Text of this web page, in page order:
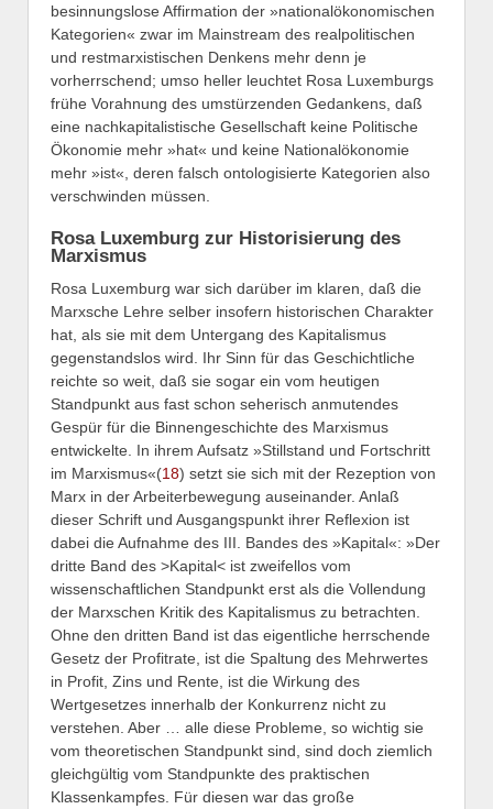
besinnungslose Affirmation der »nationalökonomischen
Kategorien« zwar im Mainstream des realpolitischen
und restmarxistischen Denkens mehr denn je
vorherrschend; umso heller leuchtet Rosa Luxemburgs
frühe Vorahnung des umstürzenden Gedankens, daß
eine nachkapitalistische Gesellschaft keine Politische
Ökonomie mehr »hat« und keine Nationalökonomie
mehr »ist«, deren falsch ontologisierte Kategorien also
verschwinden müssen.
Rosa Luxemburg zur Historisierung des
Marxismus
Rosa Luxemburg war sich darüber im klaren, daß die
Marxsche Lehre selber insofern historischen Charakter
hat, als sie mit dem Untergang des Kapitalismus
gegenstandslos wird. Ihr Sinn für das Geschichtliche
reichte so weit, daß sie sogar ein vom heutigen
Standpunkt aus fast schon seherisch anmutendes
Gespür für die Binnengeschichte des Marxismus
entwickelte. In ihrem Aufsatz »Stillstand und Fortschritt
im Marxismus«(18) setzt sie sich mit der Rezeption von
Marx in der Arbeiterbewegung auseinander. Anlaß
dieser Schrift und Ausgangspunkt ihrer Reflexion ist
dabei die Aufnahme des III. Bandes des »Kapital«: »Der
dritte Band des >Kapital< ist zweifellos vom
wissenschaftlichen Standpunkt erst als die Vollendung
der Marxschen Kritik des Kapitalismus zu betrachten.
Ohne den dritten Band ist das eigentliche herrschende
Gesetz der Profitrate, ist die Spaltung des Mehrwertes
in Profit, Zins und Rente, ist die Wirkung des
Wertgesetzes innerhalb der Konkurrenz nicht zu
verstehen. Aber … alle diese Probleme, so wichtig sie
vom theoretischen Standpunkt sind, sind doch ziemlich
gleichgültig vom Standpunkte des praktischen
Klassenkampfes. Für diesen war das große